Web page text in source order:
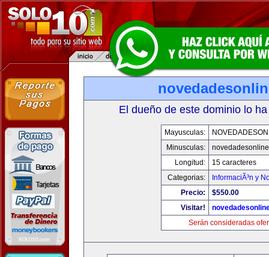
El dueño de este dominio lo
Mayusculas:
Minusculas:
Longitud:
15 caracteres
Categorias:
InformaciÃ³n y
Precio:
$550.00
Visitar!
Serán consideradas